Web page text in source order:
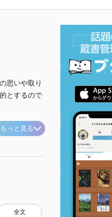
思いや取り
とするので
もっと見る
全文